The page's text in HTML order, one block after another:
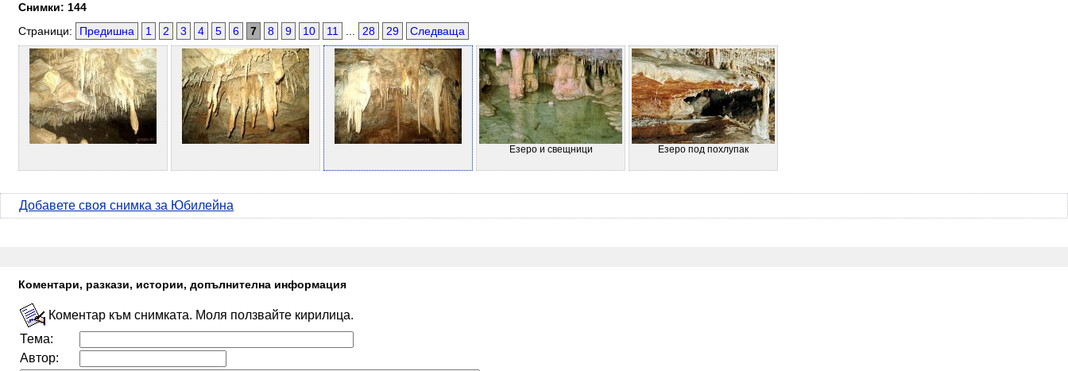
Снимки: 144
Страници:
Предишна 1 2 3 4 5 6 7 8 9 10 11 28 29 Следваща
Езеро и свещници Езеро под похлупак
Добавете своя снимка за Юбилейна
Коментари, разкази, истории, допълнителна информация
Коментар към снимката. Моля ползвайте кирилица.
Тема:
Автор: